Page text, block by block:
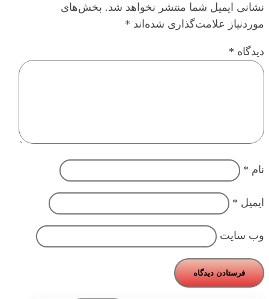
نشانی ایمیل شما منتشر نخواهد شد. بخش‌های
موردنیاز علامت‌گذاری شده‌اند *
دیدگاه *
نام *
ایمیل *
وب‌ سایت